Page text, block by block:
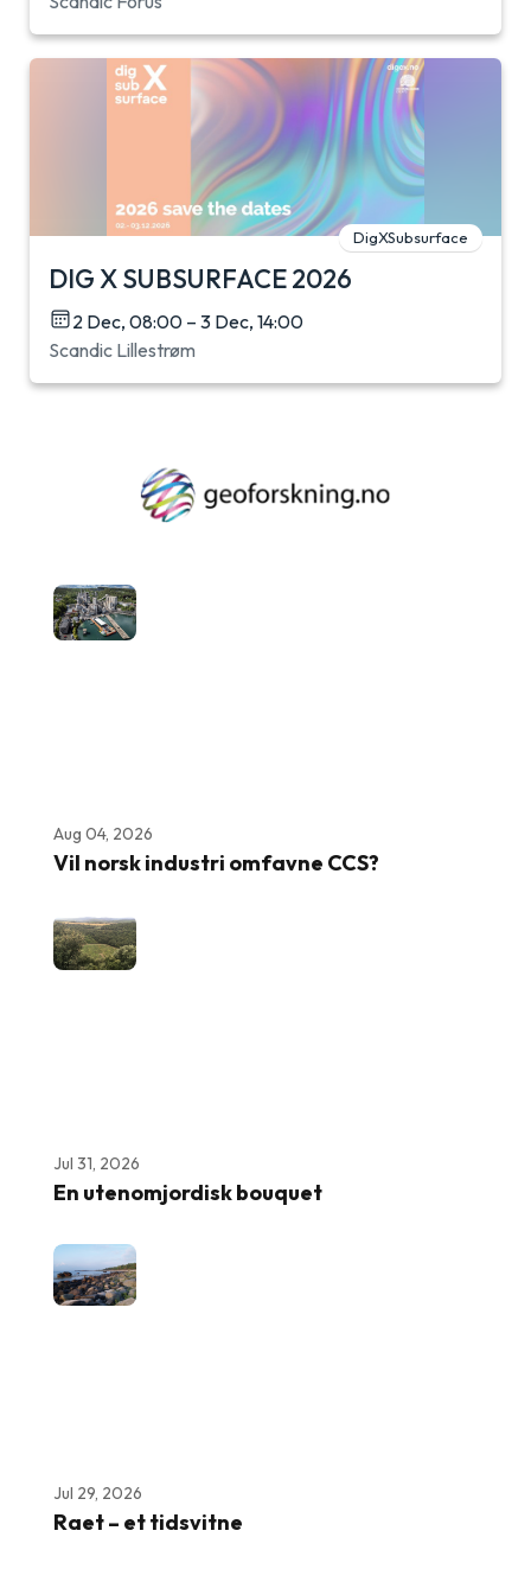
DigXSubsurface
DIG X SUBSURFACE 2026
2 Dec, 08:00 – 3 Dec, 14:00
Scandic Lillestrøm
Aug 04, 2026
Vil norsk industri omfavne CCS?
Jul 31, 2026
En utenomjordisk bouquet
Jul 29, 2026
Raet – et tidsvitne